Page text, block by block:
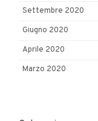
Settembre 2020
Giugno 2020
Aprile 2020
Marzo 2020